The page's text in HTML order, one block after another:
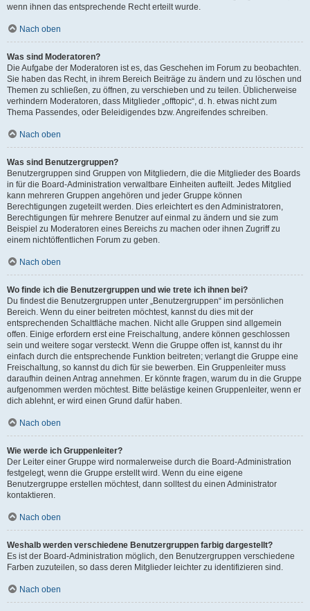
wenn ihnen das entsprechende Recht erteilt wurde.
Nach oben
Was sind Moderatoren?
Die Aufgabe der Moderatoren ist es, das Geschehen im Forum zu beobachten.
Sie haben das Recht, in ihrem Bereich Beiträge zu ändern und zu löschen und
Themen zu schließen, zu öffnen, zu verschieben und zu teilen. Üblicherweise
verhindern Moderatoren, dass Mitglieder „offtopic“, d. h. etwas nicht zum
Thema Passendes, oder Beleidigendes bzw. Angreifendes schreiben.
Nach oben
Was sind Benutzergruppen?
Benutzergruppen sind Gruppen von Mitgliedern, die die Mitglieder des Boards
in für die Board-Administration verwaltbare Einheiten aufteilt. Jedes Mitglied
kann mehreren Gruppen angehören und jeder Gruppe können
Berechtigungen zugeteilt werden. Dies erleichtert es den Administratoren,
Berechtigungen für mehrere Benutzer auf einmal zu ändern und sie zum
Beispiel zu Moderatoren eines Bereichs zu machen oder ihnen Zugriff zu
einem nichtöffentlichen Forum zu geben.
Nach oben
Wo finde ich die Benutzergruppen und wie trete ich ihnen bei?
Du findest die Benutzergruppen unter „Benutzergruppen“ im persönlichen
Bereich. Wenn du einer beitreten möchtest, kannst du dies mit der
entsprechenden Schaltfläche machen. Nicht alle Gruppen sind allgemein
offen. Einige erfordern erst eine Freischaltung, andere können geschlossen
sein und weitere sogar versteckt. Wenn die Gruppe offen ist, kannst du ihr
einfach durch die entsprechende Funktion beitreten; verlangt die Gruppe eine
Freischaltung, so kannst du dich für sie bewerben. Ein Gruppenleiter muss
daraufhin deinen Antrag annehmen. Er könnte fragen, warum du in die Gruppe
aufgenommen werden möchtest. Bitte belästige keinen Gruppenleiter, wenn er
dich ablehnt, er wird einen Grund dafür haben.
Nach oben
Wie werde ich Gruppenleiter?
Der Leiter einer Gruppe wird normalerweise durch die Board-Administration
festgelegt, wenn die Gruppe erstellt wird. Wenn du eine eigene
Benutzergruppe erstellen möchtest, dann solltest du einen Administrator
kontaktieren.
Nach oben
Weshalb werden verschiedene Benutzergruppen farbig dargestellt?
Es ist der Board-Administration möglich, den Benutzergruppen verschiedene
Farben zuzuteilen, so dass deren Mitglieder leichter zu identifizieren sind.
Nach oben